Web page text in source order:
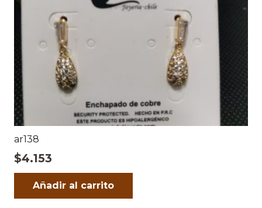
ar138
$4.153
Añadir al carrito